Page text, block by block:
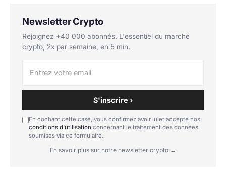
Newsletter Crypto
Rejoignez +40 000 abonnés. L'essentiel du marché
crypto, 2x par semaine, en 5 min.
S'inscrire ›
En cochant cette case, vous confirmez avoir lu et accepté nos
conditions d'utilisation concernant le traitement des données
soumises via ce formulaire.
En savoir plus sur notre newsletter crypto →